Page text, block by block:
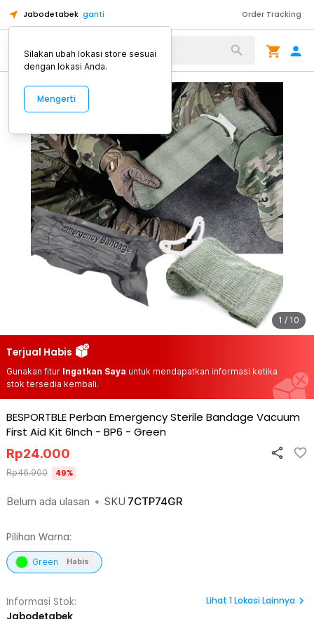
Jabodetabek ganti Order Tracking
Alat Kopi
1 / 10
Terjual Habis
Gunakan fitur Ingatkan Saya untuk mendapatkan informasi ketika
stok tersedia kembali.
BESPORTBLE Perban Emergency Sterile Bandage Vacuum
First Aid Kit 6Inch - BP6 - Green
Belum ada ulasan • SKU 7CTP74GR
Rp24.000
Rp46.900 49%
Pilihan Warna:
Green Habis
Informasi Stok:
Jabodetabek
Lihat 1Lokasi Lainnya
Silakan ubah lokasi store sesuai
dengan lokasi Anda.
Mengerti